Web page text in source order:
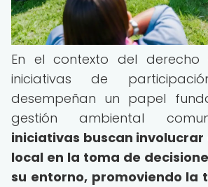
En el contexto del derecho
iniciativas de
desempeñan un papel
gestión ambiental
iniciativas buscan
local en la toma de
su entorno, promoviendo la